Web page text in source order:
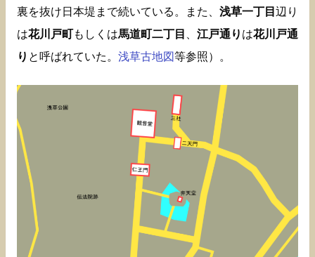
裏を抜け日本堤まで続いている。また、 浅草一丁目 辺り
は花川戸町もしくは馬道町二丁目 江戸通り は花川戸通
り と呼ばれていた。 浅草古地図等参照）。